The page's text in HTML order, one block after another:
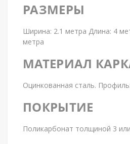
РАЗМЕРЫ
Ширина: 2.1 метра Длина: 4
метра
МАТЕРИАЛ
Оцинкованная сталь.
ПОКРЫТИЕ
Поликарбонат толщиной 3